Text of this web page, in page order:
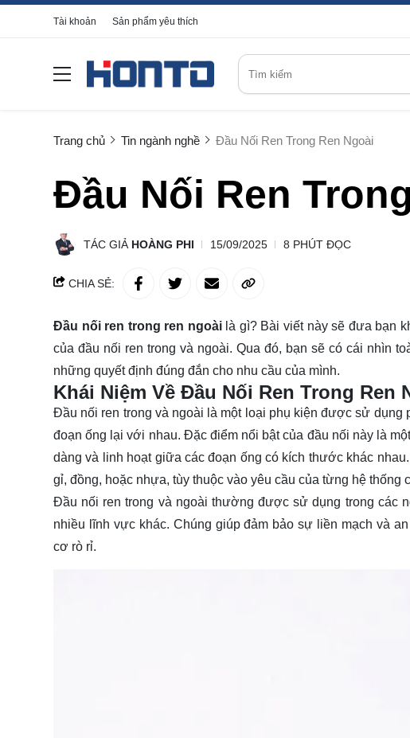
Tài khoản Sản phẩm yêu thích
Trang chủ Tin ngành nghề Đầu Nối Ren Trong Ren Ngoài
Đầu Nối Ren
TÁC GIẢ HOÀNG PHI 15/09/2025 8 PHÚT ĐỌC
CHIA SẺ:
Đầu nối ren trong ren ngoàilà gì? Bài viết này sẽ đưa bạn
của đầu nối ren trong và ngoài. Qua đó, bạn sẽ có cái nhìn
những quyết định đúng đắn cho nhu cầu của mình.
Khái Niệm Về Đầu Nối Ren Trong Ren
Đầu nối ren trong và ngoài là một loại phụ kiện được sử dụng
đoạn ống lại với nhau. Đặc điểm nổi bật của đầu nối này là
dàng và linh hoạt giữa các đoạn ống có kích thước khác
gỉ, đồng, hoặc nhựa, tùy thuộc vào yêu cầu của từng hệ thống
Đầu nối ren trong và ngoài thường được sử dụng trong các
nhiều lĩnh vực khác. Chúng giúp đảm bảo sự liền mạch và
cơ rò rỉ.